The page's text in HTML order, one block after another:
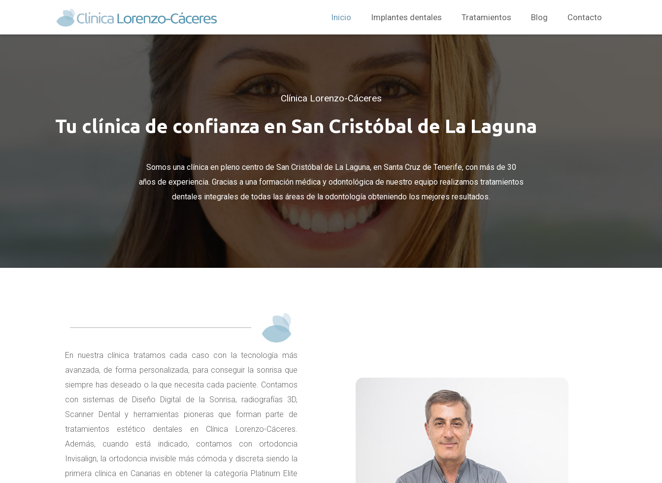
Inicio Implantes dentales Tratamientos Blog Contacto
Clínica Lorenzo-Cáceres
Tu clínica de confianza en San Cristóbal de La Laguna
Somos una clínica en pleno centro de San Cristóbal de La Laguna, en Santa Cruz de Tenerife, con más de 30
años de experiencia. Gracias a una formación médica y odontológica de nuestro equipo realizamos tratamientos
dentales integrales de todas las áreas de la odontología obteniendo los mejores resultados.
En nuestra clínica tratamos cada caso con la tecnología más
avanzada, de forma personalizada, para conseguir la sonrisa que
siempre has deseado o la que necesita cada paciente. Contamos
con sistemas de Diseño Digital de la Sonrisa, radiografías 3D,
Scanner Dental y herramientas pioneras que forman parte de
tratamientos estético dentales en Clínica Lorenzo-Cáceres.
Además, cuando está indicado, contamos con ortodoncia
Invisalign, la ortodoncia invisible más cómoda y discreta siendo la
primera clínica en Canarias en obtener la categoría Platinum Elite